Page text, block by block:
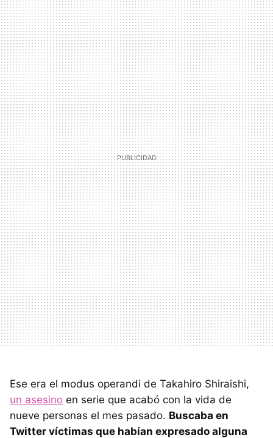
Ese era el modus operandi de Takahiro Shiraishi,
un asesino en serie que acabó con la vida de
nueve personas el mes pasado. Buscaba en
Twitter víctimas que habían expresado alguna